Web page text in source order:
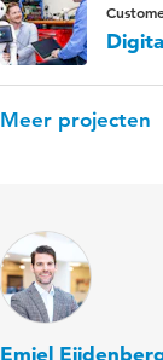
Meer projecten
Emiel